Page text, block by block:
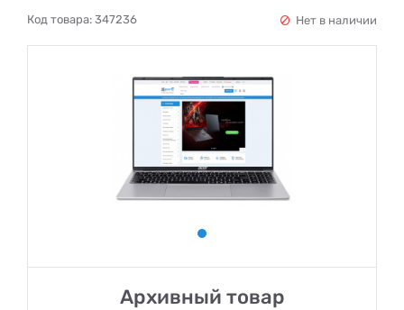
Код товара: 347236 Нет в наличии
Архивный товар